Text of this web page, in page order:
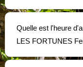
Quelle est l'heure
LES FORTUNES